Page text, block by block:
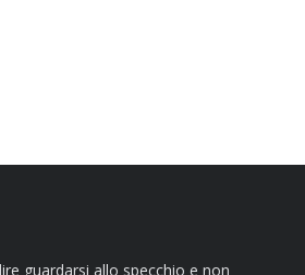
guardarsi allo specchio e non